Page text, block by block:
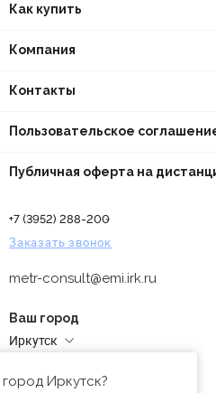
Как купить
Компания
Контакты
Пользовательское
Публичная оферта на
+7 (3952) 288-200
Заказать звонок
metr-consult@emi.irk.ru
Ваш город
Иркутск
Иркутск?